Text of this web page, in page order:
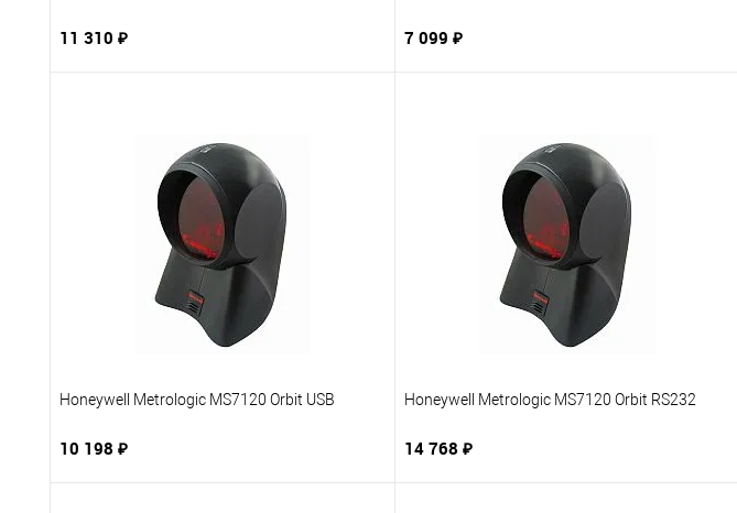
11 310 ₽
Купить в 1 клик
К сравнению
В избранное
Под заказ
7 099 ₽
Купить в 1 клик
К сравнению
В избранное
Под заказ
Honeywell Metrologic MS7120 Orbit USB
10 198 ₽
Honeywell Metrologic MS7120 Orbit RS232
14 768 ₽